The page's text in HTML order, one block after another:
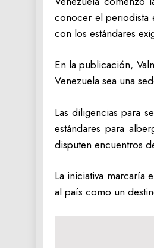
conocer el periodista
con los estándares
En la publicación,
Venezuela sea una
Las diligencias para
estándares para
disputen encuentros
La iniciativa marcaría
al país como un